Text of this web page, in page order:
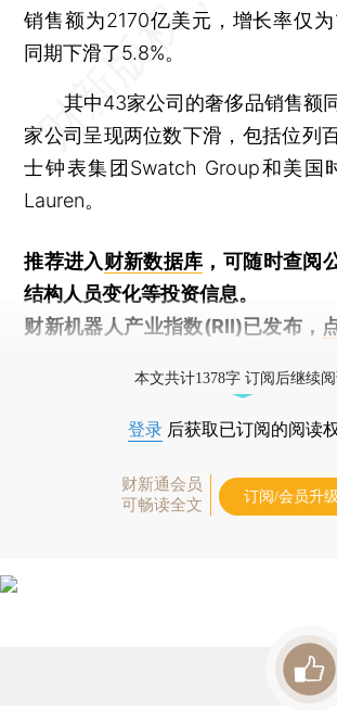
销售额为2170亿美元，增长率仅
同期下滑了5.8%。
其中43家公司的奢侈品销售额
家公司呈现两位数下滑，包括位列
士钟表集团Swatch Group和美国
Lauren。
推荐进入财新数据库 ，可随时查阅
结构人员变化等投资信息。
财新机器人产业指数(RII)已发布，
本文共计1378字 订阅后继续
登录 后获取已订阅的阅读
财新通会员
可畅读全文
订阅/会员升级